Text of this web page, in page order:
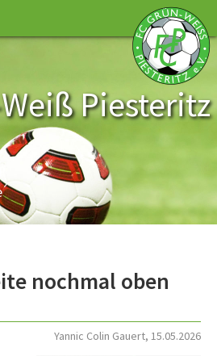
Piesteritz
nochmal oben
Yannic Colin Gauert, 15.05.2026